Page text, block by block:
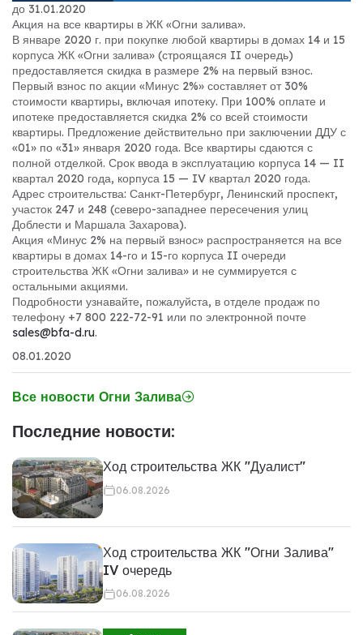
до 31.01.2020
Акция на все квартиры в ЖК «Огни залива».
В январе 2020 г. при покупке любой квартиры в домах 14 и 15
корпуса ЖК «Огни залива» (строящаяся II очередь)
предоставляется скидка в размере 2% на первый взнос.
Первый взнос по акции «Минус 2%» составляет от 30%
стоимости квартиры, включая ипотеку. При 100% оплате и
ипотеке предоставляется скидка 2% со всей стоимости
квартиры. Предложение действительно при заключении ДДУ с
«01» по «31» января 2020 года. Все квартиры сдаются с
полной отделкой. Срок ввода в эксплуатацию корпуса 14 — II
квартал 2020 года, корпуса 15 — IV квартал 2020 года.
Адрес строительства: Санкт-Петербург, Ленинский проспект,
участок 247 и 248 (северо-западнее пересечения улиц
Доблести и Маршала Захарова).
Акция «Минус 2% на первый взнос» распространяется на все
квартиры в домах 14-го и 15-го корпуса II очереди
строительства ЖК «Огни залива» и не суммируется с
остальными акциями.
Подробности узнавайте, пожалуйста, в отделе продаж по
телефону +7 800 222-72-91 или по электронной почте
sales@bfa-d.ru.
08.01.2020
Все новости Огни Залива
Последние новости:
Ход строительства ЖК "Дуалист"
06.08.2026
Ход строительства ЖК "Огни Залива"
IV очередь
06.08.2026